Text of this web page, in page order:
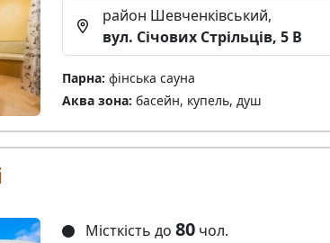
район Шевченківський,
вул. Січових Стрільців, 5 В
Парна: фінська сауна
Аква зона: басейн, купель, душ
Місткість до 80чол.